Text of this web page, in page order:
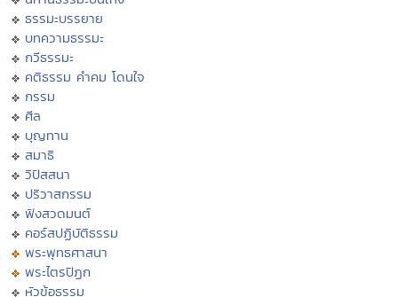
ธรรมะบรรยาย
บทความธรรมะ
กวีธรรมะ
คติธรรม คำคม โดนใจ
กรรม
ศีล
บุญทาน
สมาธิ
วิปัสสนา
ปริวาสกรรม
ฟังสวดมนต์
คอร์สปฏิบัติธรรม
พระพุทธศาสนา
พระไตรปิฏก
หัวข้อธรรม